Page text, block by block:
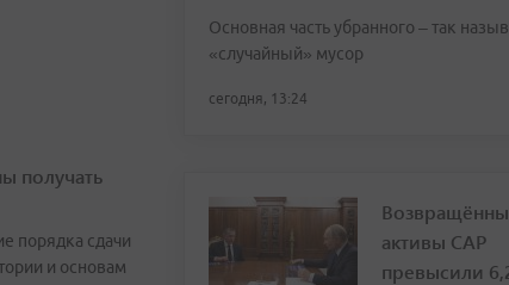
получать
порядка сдачи
и основам
Основная часть убранного – так
«случайный» мусор
сегодня, 13:24
активы САР
превысили